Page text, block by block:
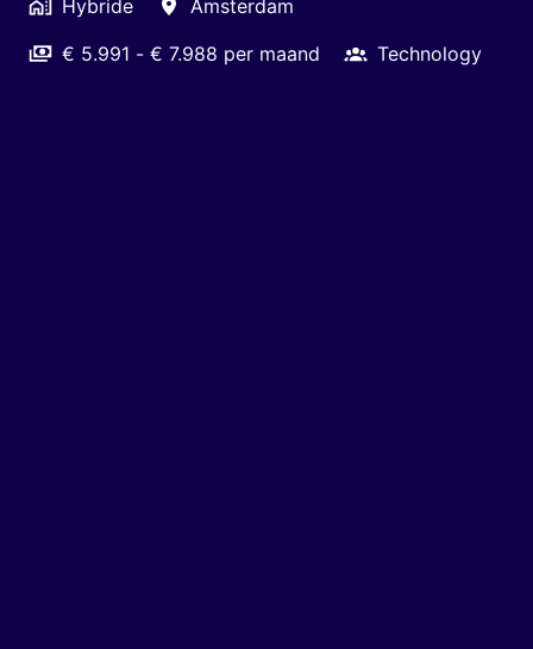
Hybride
Amsterdam
€ 5.991 - € 7.988 per maand
Technology